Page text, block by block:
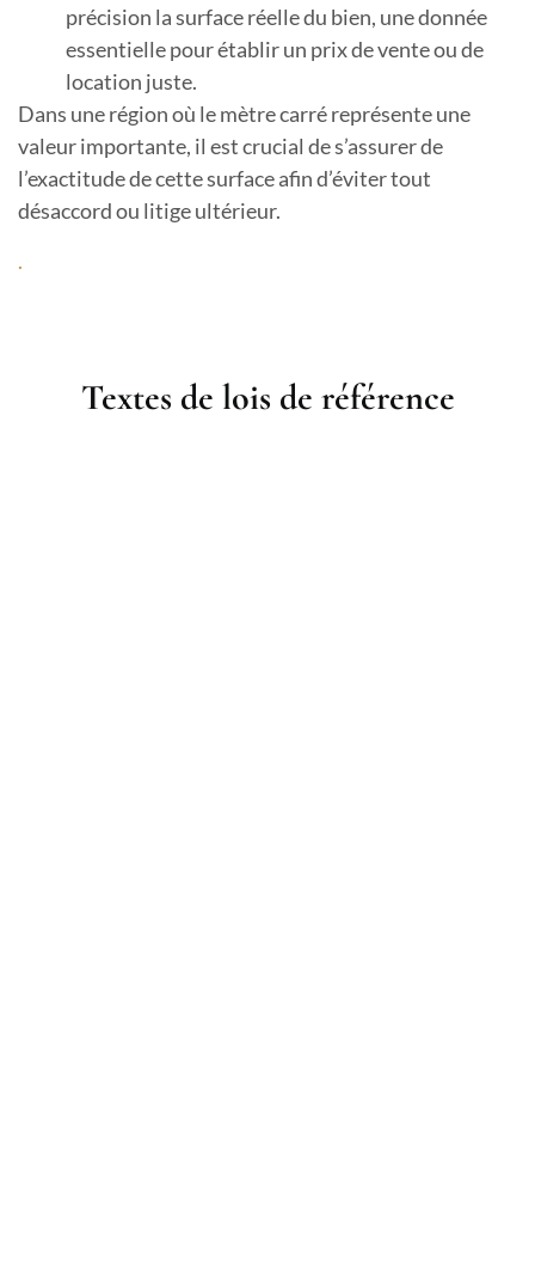
précision la surface réelle du bien, une donnée
essentielle pour établir un prix de vente ou de
location juste.
Dans une région où le mètre carré représente une
valeur importante, il est crucial de s’assurer de
l’exactitude de cette surface afin d’éviter tout
désaccord ou litige ultérieur.
.
Textes de lois de référence